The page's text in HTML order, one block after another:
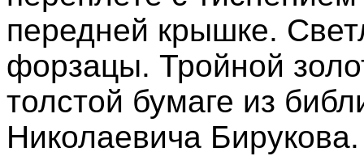
передней крышке.
форзацы. Тройной
толстой бумаге из
Николаевича